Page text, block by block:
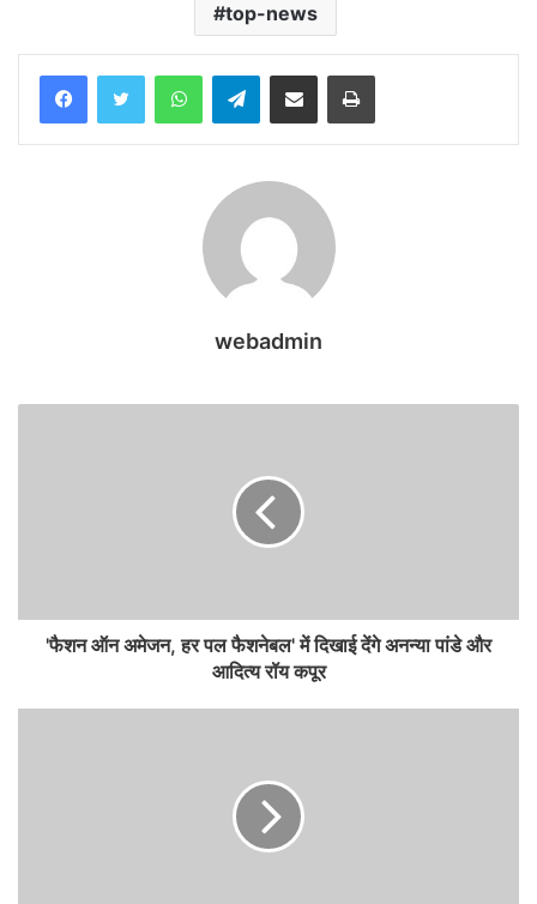
top-news
WhatsAppTelegramShare via Email Print
webadmin
'फैशन ऑन अमेजन, हर पल फैशनेबल' में दिखाई देंगे अनन्या पांडे और
आदित्य रॉय कपूर